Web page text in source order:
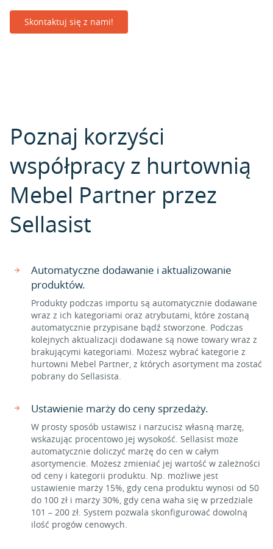
Skontaktuj się z nami!
Poznaj korzyści
współpracy z hurtownią
Mebel Partner przez
Sellasist
Automatyczne dodawanie i aktualizowanie
produktów.
Produkty podczas importu są automatycznie dodawane
wraz z ich kategoriami oraz atrybutami, które zostaną
automatycznie przypisane bądź stworzone. Podczas
kolejnych aktualizacji dodawane są nowe towary wraz z
brakującymi kategoriami. Możesz wybrać kategorie z
hurtowni Mebel Partner, z których asortyment ma zostać
pobrany do Sellasista.
Ustawienie marży do ceny sprzedaży.
W prosty sposób ustawisz i narzucisz własną marżę,
wskazując procentowo jej wysokość. Sellasist może
automatycznie doliczyć marżę do cen w całym
asortymencie. Możesz zmieniać jej wartość w zależności
od ceny i kategorii produktu. Np. możliwe jest
ustawienie marży 15%, gdy cena produktu wynosi od 50
do 100 zł i marży 30%, gdy cena waha się w przedziale
101 – 200 zł. System pozwala skonfigurować dowolną
ilość progów cenowych.